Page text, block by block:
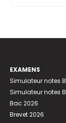
EXAMENS
Simulateur notes
Simulateur notes
Bac 2026
Brevet 2026